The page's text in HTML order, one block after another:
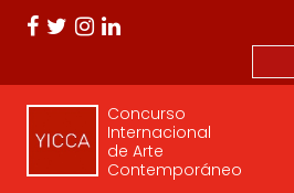
Concurso
Internacional
de Arte
Contemporáneo